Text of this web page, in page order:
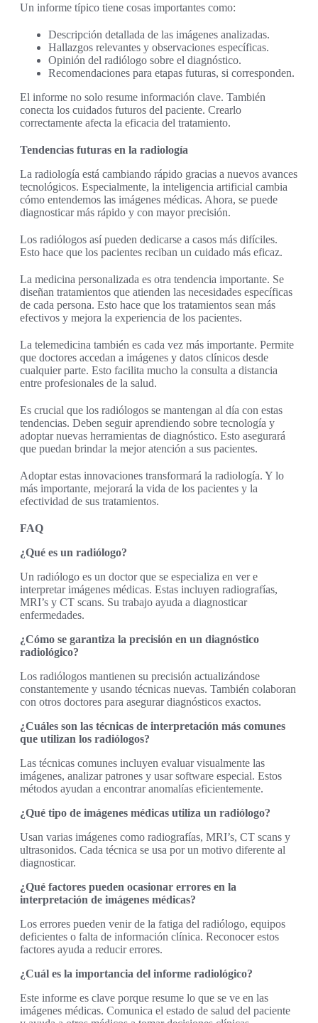
Un informe típico tiene cosas importantes como:
Descripción detallada de las imágenes analizadas.
Hallazgos relevantes y observaciones específicas.
Opinión del radiólogo sobre el diagnóstico.
Recomendaciones para etapas futuras, si corresponden.
El informe no solo resume información clave. También
conecta los cuidados futuros del paciente. Crearlo
correctamente afecta la eficacia del tratamiento.
Tendencias futuras en la radiología
La radiología está cambiando rápido gracias a nuevos avances
tecnológicos. Especialmente, la inteligencia artificial cambia
cómo entendemos las imágenes médicas. Ahora, se puede
diagnosticar más rápido y con mayor precisión.
Los radiólogos así pueden dedicarse a casos más difíciles.
Esto hace que los pacientes reciban un cuidado más eficaz.
La medicina personalizada es otra tendencia importante. Se
diseñan tratamientos que atienden las necesidades específicas
de cada persona. Esto hace que los tratamientos sean más
efectivos y mejora la experiencia de los pacientes.
La telemedicina también es cada vez más importante. Permite
que doctores accedan a imágenes y datos clínicos desde
cualquier parte. Esto facilita mucho la consulta a distancia
entre profesionales de la salud.
Es crucial que los radiólogos se mantengan al día con estas
tendencias. Deben seguir aprendiendo sobre tecnología y
adoptar nuevas herramientas de diagnóstico. Esto asegurará
que puedan brindar la mejor atención a sus pacientes.
Adoptar estas innovaciones transformará la radiología. Y lo
más importante, mejorará la vida de los pacientes y la
efectividad de sus tratamientos.
FAQ
¿Qué es un radiólogo?
Un radiólogo es un doctor que se especializa en ver e
interpretar imágenes médicas. Estas incluyen radiografías,
MRI’s y CT scans. Su trabajo ayuda a diagnosticar
enfermedades.
¿Cómo se garantiza la precisión en un diagnóstico
radiológico?
Los radiólogos mantienen su precisión actualizándose
constantemente y usando técnicas nuevas. También colaboran
con otros doctores para asegurar diagnósticos exactos.
¿Cuáles son las técnicas de interpretación más comunes
que utilizan los radiólogos?
Las técnicas comunes incluyen evaluar visualmente las
imágenes, analizar patrones y usar software especial. Estos
métodos ayudan a encontrar anomalías eficientemente.
¿Qué tipo de imágenes médicas utiliza un radiólogo?
Usan varias imágenes como radiografías, MRI’s, CT scans y
ultrasonidos. Cada técnica se usa por un motivo diferente al
diagnosticar.
¿Qué factores pueden ocasionar errores en la
interpretación de imágenes médicas?
Los errores pueden venir de la fatiga del radiólogo, equipos
deficientes o falta de información clínica. Reconocer estos
factores ayuda a reducir errores.
¿Cuál es la importancia del informe radiológico?
Este informe es clave porque resume lo que se ve en las
imágenes médicas. Comunica el estado de salud del paciente